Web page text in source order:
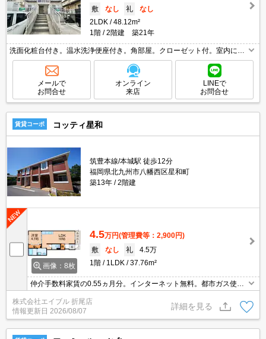
敷
なし 礼
なし
2LDK
48.12m²
1階
2階建 築21年
洗面化粧台付き。温水洗浄便座付き。角部屋。クローゼット付。室内に洗
濯機置場あり。敷金・礼金なし。仲介手数料家賃の0.55ヶ月分。引越指定
業者あり。スーパーが近く(600m)買物便利。
メールで
お問合せ
オンライン
来店
LINEで
お問合せ
賃貸コーポ コッティ星和
筑豊本線/本城駅 徒歩12分
福岡県北九州市八幡西区星和町
築13年
2階建
画像：8枚
4.5万円(管理費等：2,900円)
敷
なし 礼
4.5万
1階
1LDK 37.76m²
仲介手数料家賃の0.55ヵ月分。インターネット無料。都市ガス使
用。
株式会社エイブル 折尾店
情報更新日 2026/08/07
詳細を見る